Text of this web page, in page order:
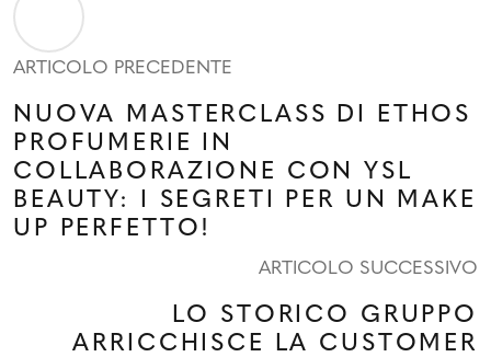
ARTICOLO PRECEDENTE
NUOVA MASTERCLASS DI ETHOS
PROFUMERIE IN
COLLABORAZIONE CON YSL
BEAUTY: I SEGRETI PER UN MAKE
UP PERFETTO!
ARTICOLO SUCCESSIVO
LO STORICO GRUPPO
ARRICCHISCE LA CUSTOMER